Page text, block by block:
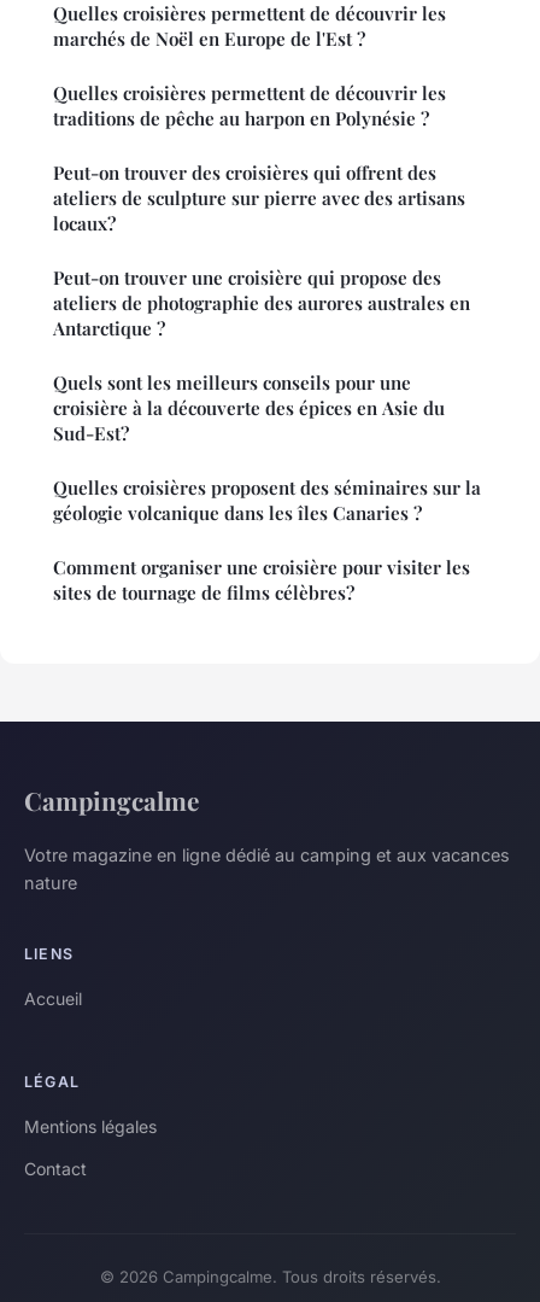
Quelles croisières permettent de découvrir les
marchés de Noël en Europe de l'Est ?
Quelles croisières permettent de découvrir les
traditions de pêche au harpon en Polynésie ?
Peut-on trouver des croisières qui offrent des
ateliers de sculpture sur pierre avec des artisans
locaux?
Peut-on trouver une croisière qui propose des
ateliers de photographie des aurores australes en
Antarctique ?
Quels sont les meilleurs conseils pour une
croisière à la découverte des épices en Asie du
Sud-Est?
Quelles croisières proposent des séminaires sur la
géologie volcanique dans les îles Canaries ?
Comment organiser une croisière pour visiter les
sites de tournage de films célèbres?
Campingcalme
Votre magazine en ligne dédié au camping et aux vacances
nature
LIENS
Accueil
LÉGAL
Mentions légales
Contact
© 2026 Campingcalme. Tous droits réservés.